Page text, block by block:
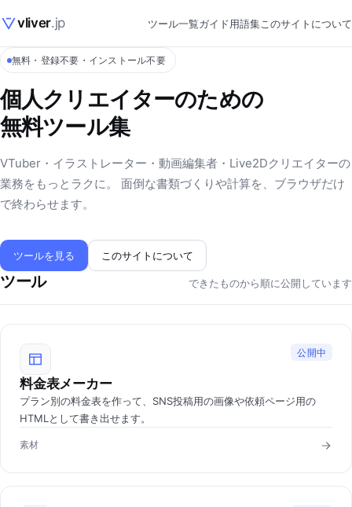
vliver.jp ツール一覧ガイド用語集このサイトについて
無料・登録不要・インストール不要
個人クリエイターのための
無料ツール集
VTuber・イラストレーター・動画編集者・Live2Dクリエイターの
業務をもっとラクに。 面倒な書類づくりや計算を、ブラウザだけ
で終わらせます。
ツールを見る このサイトについて
ツール できたものから順に公開しています
公開中
料金表メーカー
プラン別の料金表を作って、SNS投稿用の画像や依頼ページ用の
HTMLとして書き出せます。
素材